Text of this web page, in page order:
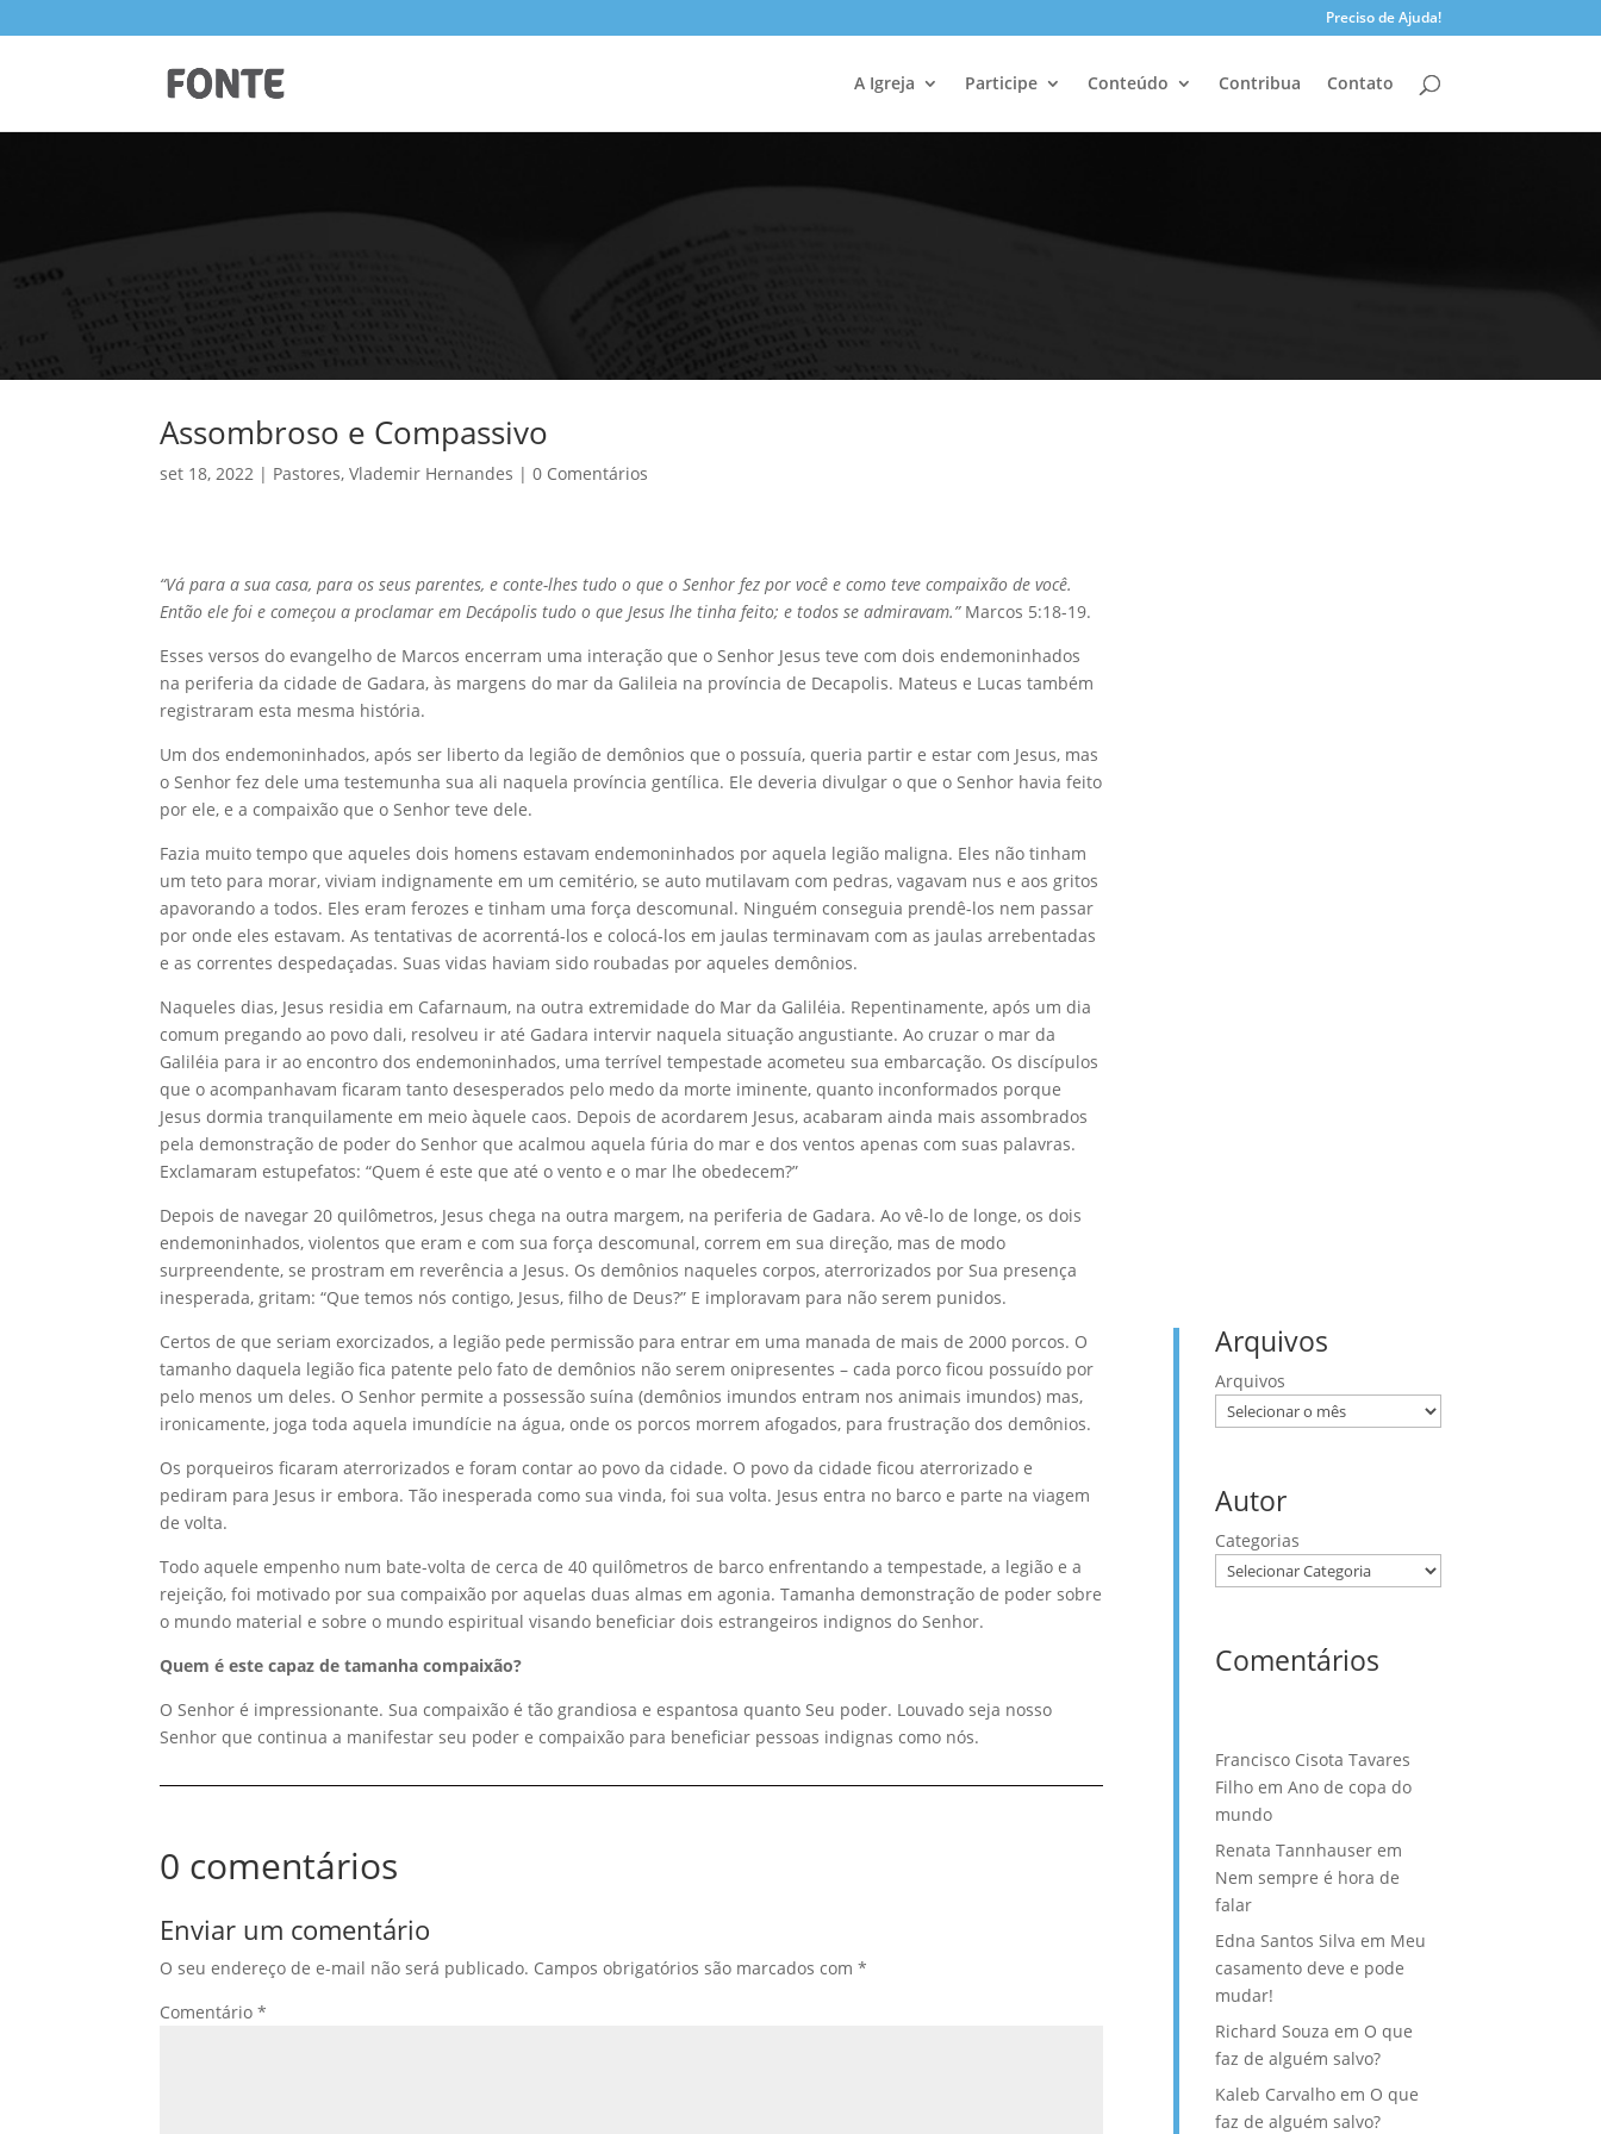
Preciso de Ajuda!
A Igreja Participe Conteúdo Contribua Contato
Assombroso e Compassivo
set 18, 2022 Pastores,Vlademir Hernandes 0 Comentários
“Vá para a sua casa, para os seus parentes, e conte-lhes tudo o que o Senhor fez por você e como teve compaixão de você.
Então ele foi e começou a proclamar em Decápolis tudo o que Jesus lhe tinha feito; e todos se admiravam.”Marcos 5:18-19.
Esses versos do evangelho de Marcos encerram uma interação que o Senhor Jesus teve com dois endemoninhados
na periferia da cidade de Gadara, às margens do mar da Galileia na província de Decapolis. Mateus e Lucas também
registraram esta mesma história.
Um dos endemoninhados, após ser liberto da legião de demônios que o possuía, queria partir e estar com Jesus, mas
o Senhor fez dele uma testemunha sua ali naquela província gentílica. Ele deveria divulgar o que o Senhor havia feito
por ele, e a compaixão que o Senhor teve dele.
Fazia muito tempo que aqueles dois homens estavam endemoninhados por aquela legião maligna. Eles não tinham
um teto para morar, viviam indignamente em um cemitério, se auto mutilavam com pedras, vagavam nus e aos gritos
apavorando a todos. Eles eram ferozes e tinham uma força descomunal. Ninguém conseguia prendê-los nem passar
por onde eles estavam. As tentativas de acorrentá-los e colocá-los em jaulas terminavam com as jaulas arrebentadas
e as correntes despedaçadas. Suas vidas haviam sido roubadas por aqueles demônios.
Naqueles dias, Jesus residia em Cafarnaum, na outra extremidade do Mar da Galiléia. Repentinamente, após um dia
comum pregando ao povo dali, resolveu ir até Gadara intervir naquela situação angustiante. Ao cruzar o mar da
Galiléia para ir ao encontro dos endemoninhados, uma terrível tempestade acometeu sua embarcação. Os discípulos
que o acompanhavam ficaram tanto desesperados pelo medo da morte iminente, quanto inconformados porque
Jesus dormia tranquilamente em meio àquele caos. Depois de acordarem Jesus, acabaram ainda mais assombrados
pela demonstração de poder do Senhor que acalmou aquela fúria do mar e dos ventos apenas com suas palavras.
Exclamaram estupefatos: “Quem é este que até o vento e o mar lhe obedecem?”
Depois de navegar 20 quilômetros, Jesus chega na outra margem, na periferia de Gadara. Ao vê-lo de longe, os dois
endemoninhados, violentos que eram e com sua força descomunal, correm em sua direção, mas de modo
surpreendente, se prostram em reverência a Jesus. Os demônios naqueles corpos, aterrorizados por Sua presença
inesperada, gritam: “Que temos nós contigo, Jesus, filho de Deus?” E imploravam para não serem punidos.
Certos de que seriam exorcizados, a legião pede permissão para entrar em uma manada de mais de 2000 porcos. O
tamanho daquela legião fica patente pelo fato de demônios não serem onipresentes – cada porco ficou possuído por
pelo menos um deles. O Senhor permite a possessão suína (demônios imundos entram nos animais imundos) mas,
ironicamente, joga toda aquela imundície na água, onde os porcos morrem afogados, para frustração dos demônios.
Os porqueiros ficaram aterrorizados e foram contar ao povo da cidade. O povo da cidade ficou aterrorizado e
pediram para Jesus ir embora. Tão inesperada como sua vinda, foi sua volta. Jesus entra no barco e parte na viagem
de volta.
Todo aquele empenho num bate-volta de cerca de 40 quilômetros de barco enfrentando a tempestade, a legião e a
rejeição, foi motivado por sua compaixão por aquelas duas almas em agonia. Tamanha demonstração de poder sobre
o mundo material e sobre o mundo espiritual visando beneficiar dois estrangeiros indignos do Senhor.
Quem é este capaz de tamanha compaixão?
O Senhor é impressionante. Sua compaixão é tão grandiosa e espantosa quanto Seu poder. Louvado seja nosso
Senhor que continua a manifestar seu poder e compaixão para beneficiar pessoas indignas como nós.
0 comentários
Enviar um comentário
O seu endereço de e-mail não será publicado. Campos obrigatórios são marcados com*
Comentário*
Arquivos
Arquivos
Autor
Categorias
Comentários
Francisco Cisota Tavares
Filho emAno de copa do
mundo
Renata Tannhauser em
Nem sempre é hora de
falar
Edna Santos Silva em Meu
casamento deve e pode
mudar!
Richard Souza em O que
faz de alguém salvo?
Kaleb Carvalho em O que
faz de alguém salvo?